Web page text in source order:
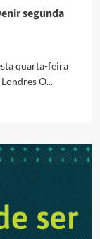
segunda
quarta-feira
O...